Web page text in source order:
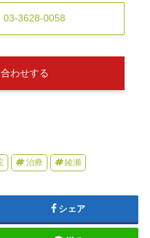
3628-0058
わせする
治療 綾瀬
シェア